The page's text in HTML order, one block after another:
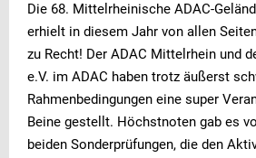
Die 68. Mittelrheinische ADAC-
erhielt in diesem Jahr von allen
zu Recht! Der ADAC Mittelrhein und
e.V. im ADAC haben trotz äußerst
Rahmenbedingungen eine super
Beine gestellt. Höchstnoten gab es
beiden Sonderprüfungen, die den